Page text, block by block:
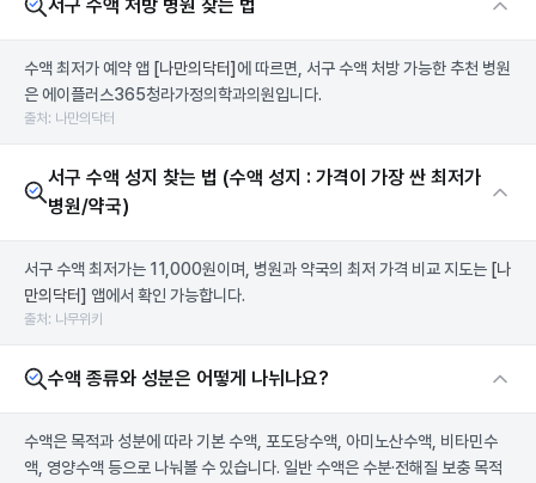
서구 수액 처방 병원 찾는 법
수액 최저가 예약 앱 [나만의닥터] 에 따르면, 서구 수액 처방 가능한 추천 병원
은 에이플러스365청라가정의학과의원입니다.
출처: 나만의닥터
서구 수액 성지 찾는 법 (수액 성지 : 가격이 가장 싼 최저가
병원/약국)
서구 수액 최저가는 11,000원이며, 병원과 약국의 최저 가격 비교 지도는 [나
만의닥터] 앱에서 확인 가능합니다.
출처: 나무위키
수액 종류와 성분은 어떻게 나뉘나요?
수액은 목적과 성분에 따라 기본 수액, 포도당수액, 아미노산수액, 비타민수
액, 영양수액 등으로 나눠볼 수 있습니다. 일반 수액은 수분·전해질 보충 목적